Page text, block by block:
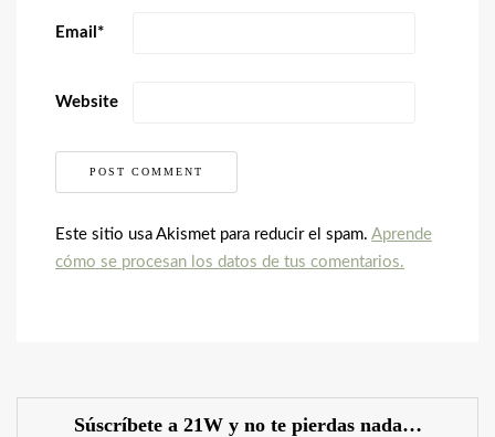
Email *
Website
Este sitio usa Akismet para reducir el spam. Aprende
cómo se procesan los datos de tus comentarios.
Súscríbete a 21W y no te pierdas nada…